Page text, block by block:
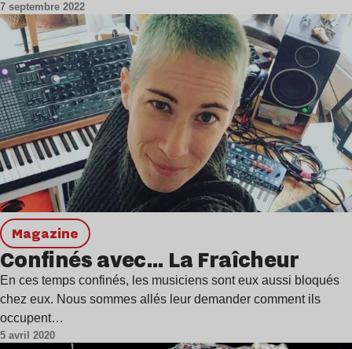
7 septembre 2022
magazine
Confinés avec… La Fraîcheur
En ces temps confinés, les musiciens sont eux aussi bloqués
chez eux. Nous sommes allés leur demander comment ils
occupent…
5 avril 2020